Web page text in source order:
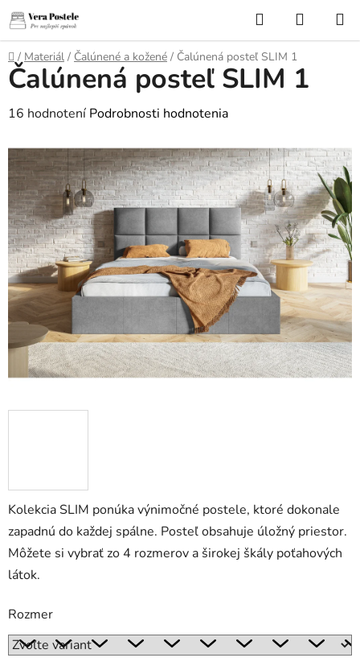
Prejsť
na
obsah
Hľadať
KOŠÍK
Domov
/ Materiál / Čalúnené a kožené / Čalúnená posteľ SLIM 1
Kolekcia SLIM ponúka výnimočné postele, ktoré dokonale
zapadnú do každej spálne. Posteľ obsahuje úložný priestor.
Môžete si vybrať zo 4 rozmerov a širokej škály poťahových
látok.
Rozmer
Čalúnená posteľ SLIM 1
Priemerné
produktu
je
4,8
z
5
hviezdičiek.
16 hodnotení Podrobnosti hodnotenia